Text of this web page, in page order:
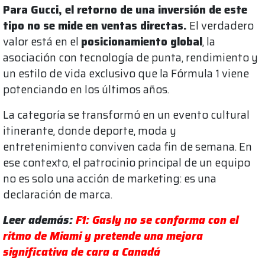
Para Gucci, el retorno de una inversión de este
tipo no se mide en ventas directas. El verdadero
valor está en el posicionamiento global, la
asociación con tecnología de punta, rendimiento y
un estilo de vida exclusivo que la Fórmula 1 viene
potenciando en los últimos años.
La categoría se transformó en un evento cultural
itinerante, donde deporte, moda y
entretenimiento conviven cada fin de semana. En
ese contexto, el patrocinio principal de un equipo
no es solo una acción de marketing: es una
declaración de marca.
Leer además:F1: Gasly no se conforma con el
ritmo de Miami y pretende una mejora
significativa de cara a Canadá